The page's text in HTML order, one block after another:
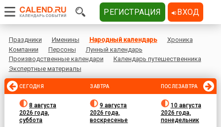
Праздники Именины Народный календарь
Хроника
Компании
Персоны
Лунный календарь
Производственные календари
Календарь путешественника
Экспертные материалы
СЕГОДНЯ
8 августа
2026 года,
суббота
ЗАВТРА
9 августа
2026 года,
воскресенье
ПОСЛЕЗАВТРА
10 августа
2026 года,
понедельник
РЕГИСТРАЦИЯ ВХОД